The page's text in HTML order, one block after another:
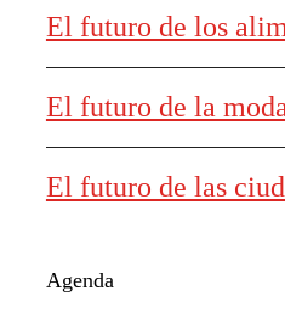
El futuro de los
El futuro de la moda
El futuro de las
Agenda